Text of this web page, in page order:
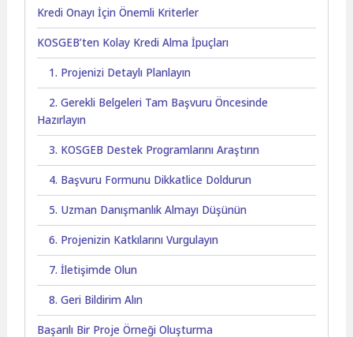
Kredi Onayı İçin Önemli Kriterler
KOSGEB’ten Kolay Kredi Alma İpuçları
1. Projenizi Detaylı Planlayın
2. Gerekli Belgeleri Tam Başvuru Öncesinde
Hazırlayın
3. KOSGEB Destek Programlarını Araştırın
4. Başvuru Formunu Dikkatlice Doldurun
5. Uzman Danışmanlık Almayı Düşünün
6. Projenizin Katkılarını Vurgulayın
7. İletişimde Olun
8. Geri Bildirim Alın
Başarılı Bir Proje Örneği Oluşturma